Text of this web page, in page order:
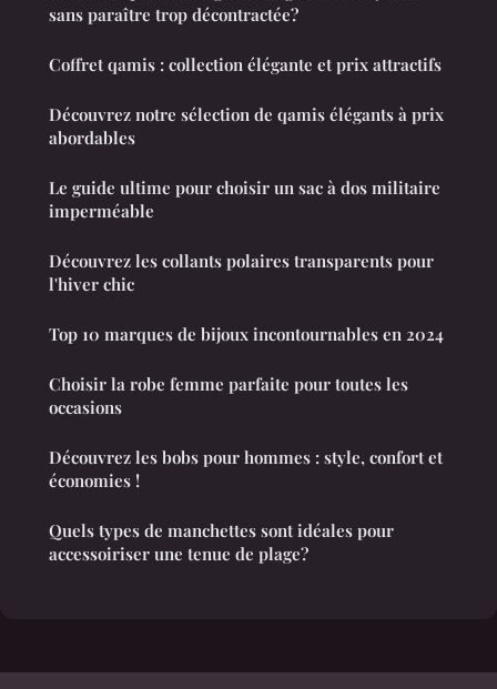
sans paraître trop décontractée?
Coffret qamis : collection élégante et prix attractifs
Découvrez notre sélection de qamis élégants à prix
abordables
Le guide ultime pour choisir un sac à dos militaire
imperméable
Découvrez les collants polaires transparents pour
l'hiver chic
Top 10 marques de bijoux incontournables en 2024
Choisir la robe femme parfaite pour toutes les
occasions
Découvrez les bobs pour hommes : style, confort et
économies !
Quels types de manchettes sont idéales pour
accessoiriser une tenue de plage?